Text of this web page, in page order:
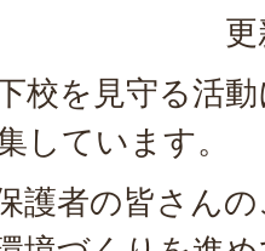
校を見守る活
しています。
護者の皆さん